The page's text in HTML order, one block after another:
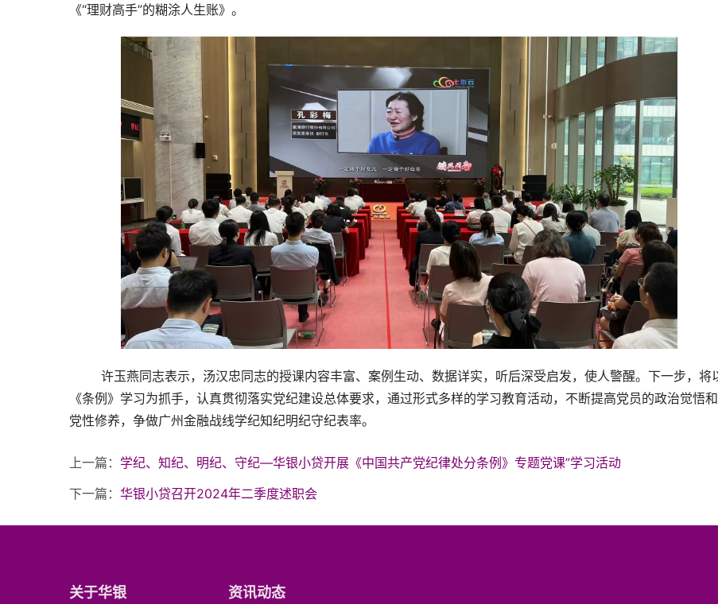
《“理财高手”的糊涂人生账》。
《条例》学习为抓手，认真贯彻落实党纪建设总体要求，通过形式多样的学习教育活动，不断提高党员的政治觉悟和
党性修养，争做广州金融战线学纪知纪明纪守纪表率。
上一篇： 学纪、知纪、明纪、守纪—华银小贷开展《中国共产党纪律处分条例》专题党课”学习活动
下一篇： 华银小贷召开2024年二季度述职会
关于华银 资讯动态